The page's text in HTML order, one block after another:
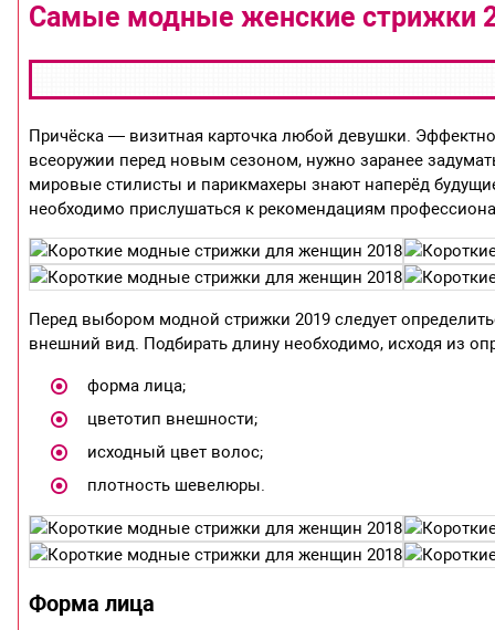
Самые модные женские стрижки
Причёска — визитная карточка любой девушки.
всеоружии перед новым сезоном, нужно заранее
мировые стилисты и парикмахеры знают наперёд
необходимо прислушаться к рекомендациям
Перед выбором модной стрижки 2019 следует
внешний вид. Подбирать длину необходимо, исходя из
форма лица;
цветотип внешности;
исходный цвет волос;
плотность шевелюры.
Форма лица